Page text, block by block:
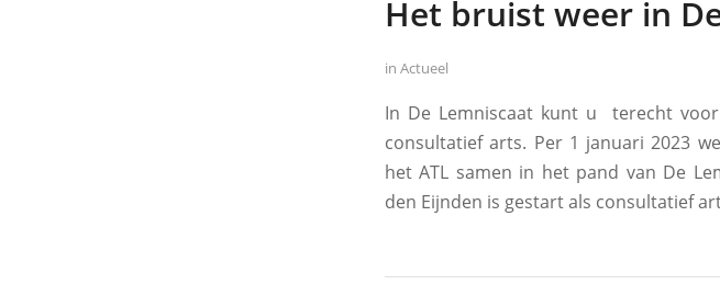
Het bruist weer in
in Actueel
In De Lemniscaat kunt u terecht
consultatief arts. Per 1 januari 2023
het ATL samen in het pand van De
den Eijnden is gestart als consultatief